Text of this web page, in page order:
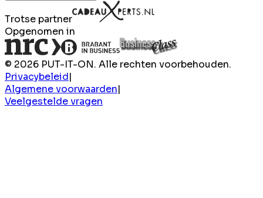
Trotse partner
Opgenomen in
© 2026 PUT-IT-ON. Alle rechten voorbehouden.
Privacybeleid|
Algemene voorwaarden|
Veelgestelde vragen